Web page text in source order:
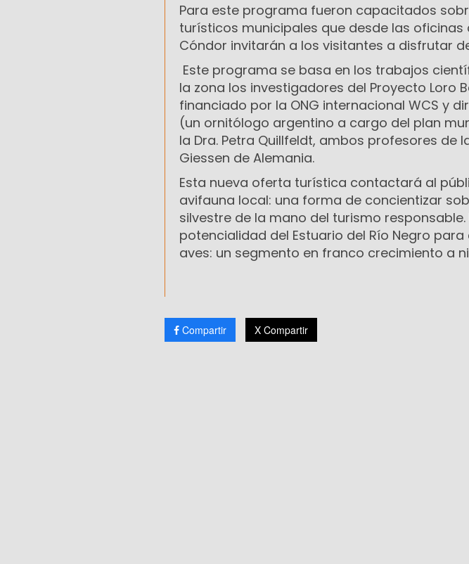
Para este programa fueron capacitados
turísticos municipales que desde las oficinas
Cóndor invitarán a los visitantes a disfrutar
Este programa se basa en los trabajos
la zona los investigadores del Proyecto Loro
financiado por la ONG internacional WCS y
(un ornitólogo argentino a cargo del plan
la Dra. Petra Quillfeldt, ambos profesores de
Giessen de Alemania.
Esta nueva oferta turística contactará al
avifauna local: una forma de concientizar
silvestre de la mano del turismo
potencialidad del Estuario del Río Negro
aves: un segmento en franco crecimiento a
Compartir X Compartir